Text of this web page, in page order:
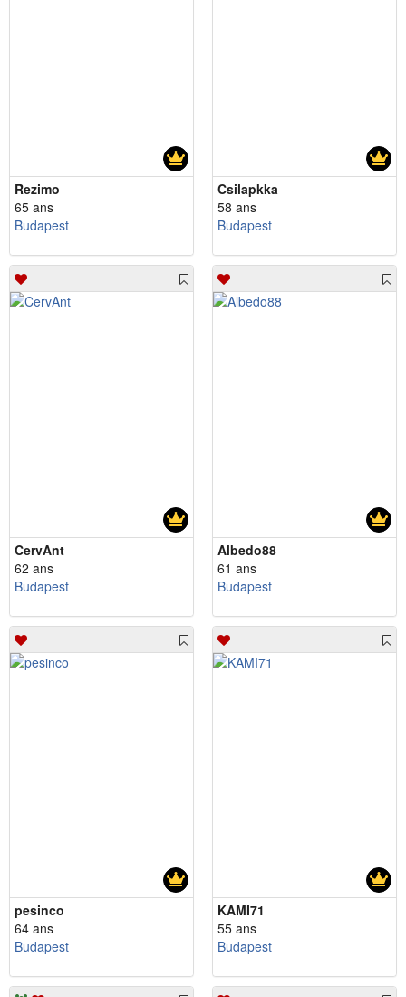
Rezimo
65 ans
Budapest
Csilapkka
58 ans
Budapest
CervAnt
62 ans
Budapest
Albedo88
61 ans
Budapest
pesinco
64 ans
Budapest
KAMI71
55 ans
Budapest